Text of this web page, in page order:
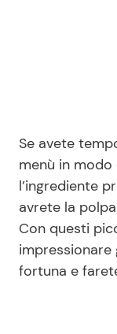
Se avete
menù in
l’ingrediente
avrete la
Con questi
impressionare
fortuna e